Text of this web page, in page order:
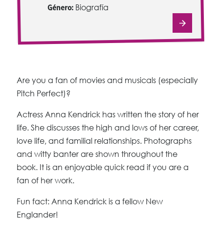
Género:Biografía
Are you a fan of movies and musicals (especially
Pitch Perfect)?
Actress Anna Kendrick has written the story of her
life. She discusses the high and lows of her career,
love life, and familial relationships. Photographs
and witty banter are shown throughout the
book. It is an enjoyable quick read if you are a
fan of her work.
Fun fact: Anna Kendrick is a fellow New
Englander!